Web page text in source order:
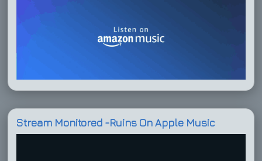
Stream Monitored -Ruins On Apple Music